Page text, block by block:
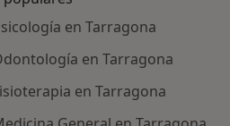
en Tarragona
en Tarragona
en Tarragona